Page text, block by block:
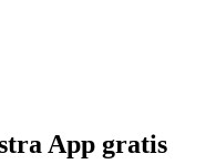
App gratis